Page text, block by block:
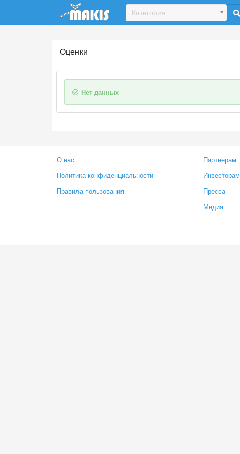
Update cookies preferences
Категория
Оценки
Нет данных
О нас
Политика конфиденциальности
Правила пользования
Партнерам
Инвесторам
Пресса
Медиа